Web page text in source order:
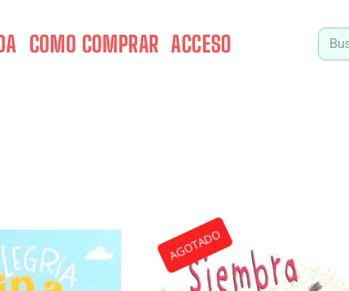
COMO COMPRAR ACCESO
AGOTADO